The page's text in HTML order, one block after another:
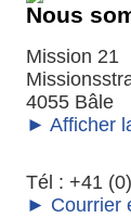
Nous
Mission 21
4055 Bâle
► Afficher
Tél : +41
► Courrier